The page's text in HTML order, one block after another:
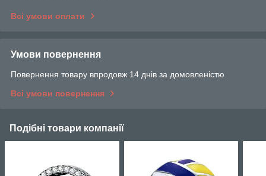
Всі умови оплати
Умови повернення
Повернення товару впродовж 14 днів за домовленістю
Всі умови повернення
Подібні товари компанії